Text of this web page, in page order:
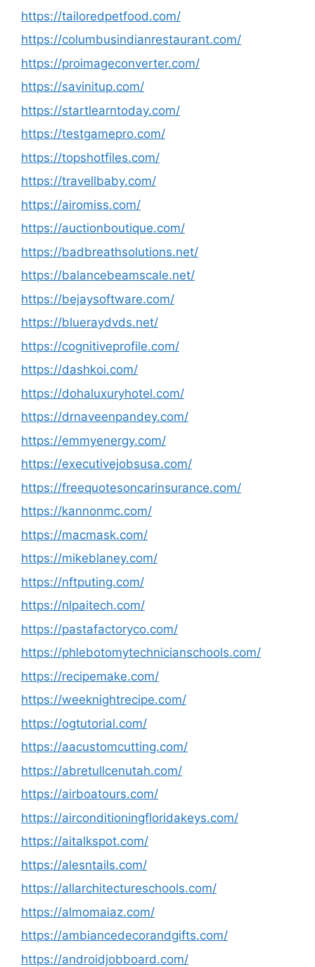
https://tailoredpetfood.com/
https://columbusindianrestaurant.com/
https://proimageconverter.com/
https://savinitup.com/
https://startlearntoday.com/
https://testgamepro.com/
https://topshotfiles.com/
https://travellbaby.com/
https://airomiss.com/
https://auctionboutique.com/
https://badbreathsolutions.net/
https://balancebeamscale.net/
https://bejaysoftware.com/
https://blueraydvds.net/
https://cognitiveprofile.com/
https://dashkoi.com/
https://dohaluxuryhotel.com/
https://drnaveenpandey.com/
https://emmyenergy.com/
https://executivejobsusa.com/
https://freequotesoncarinsurance.com/
https://kannonmc.com/
https://macmask.com/
https://mikeblaney.com/
https://nftputing.com/
https://nlpaitech.com/
https://pastafactoryco.com/
https://phlebotomytechnicianschools.com/
https://recipemake.com/
https://weeknightrecipe.com/
https://ogtutorial.com/
https://aacustomcutting.com/
https://abretullcenutah.com/
https://airboatours.com/
https://airconditioningfloridakeys.com/
https://aitalkspot.com/
https://alesntails.com/
https://allarchitectureschools.com/
https://almomaiaz.com/
https://ambiancedecorandgifts.com/
https://androidjobboard.com/